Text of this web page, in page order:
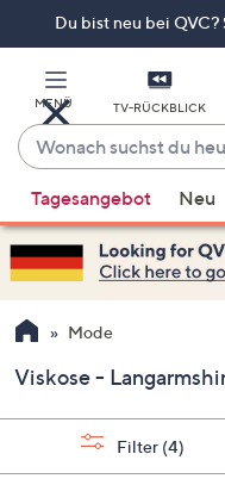
Du bist neu bei QVC?
MENÜ TV-RÜCKBLICK
Wonach
suchst
du
heute?
Vorschläge
verfügbar
sind,
verwenden
Sie
Pfeiltasten
nach
und
Tagesangebot Neu
Mode
Viskose -
Filter (4)